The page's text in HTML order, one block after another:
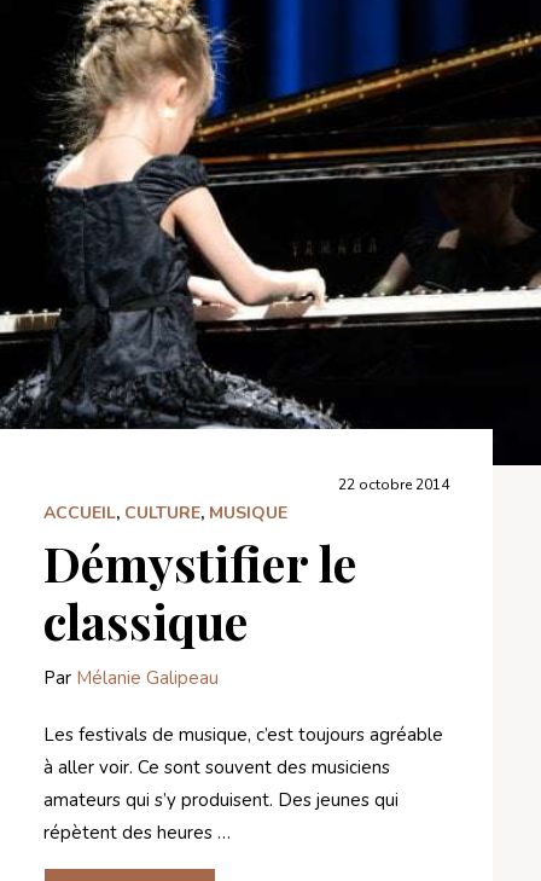
22 octobre 2014
ACCUEIL, CULTURE, MUSIQUE
Démystifier le
classique
Par Mélanie Galipeau
Les festivals de musique, c’est toujours agréable
à aller voir. Ce sont souvent des musiciens
amateurs qui s’y produisent. Des jeunes qui
répètent des heures …